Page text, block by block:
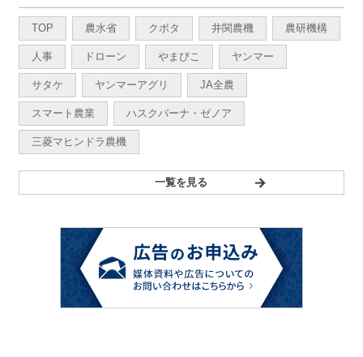
TOP 農水省 クボタ 井関農機 農研機構
人事 ドローン やまびこ ヤンマー
サタケ ヤンマーアグリ JA全農
スマート農業 ハスクバーナ・ゼノア
三菱マヒンドラ農機
一覧を見る